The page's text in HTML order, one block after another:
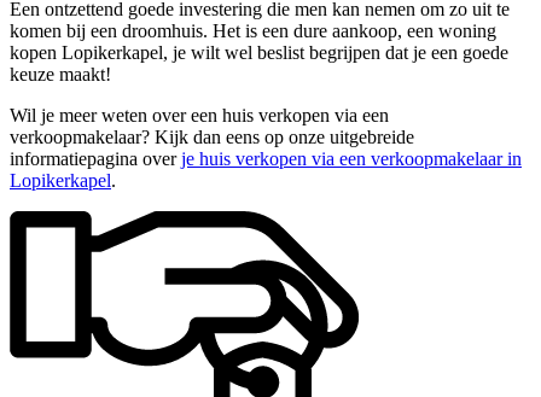
Een ontzettend goede investering die men kan nemen om zo uit te
komen bij een droomhuis. Het is een dure aankoop, een woning
kopen Lopikerkapel, je wilt wel beslist begrijpen dat je een goede
keuze maakt!
Wil je meer weten over een huis verkopen via een
verkoopmakelaar? Kijk dan eens op onze uitgebreide
informatiepagina overje huis verkopen via een verkoopmakelaar in
Lopikerkapel.